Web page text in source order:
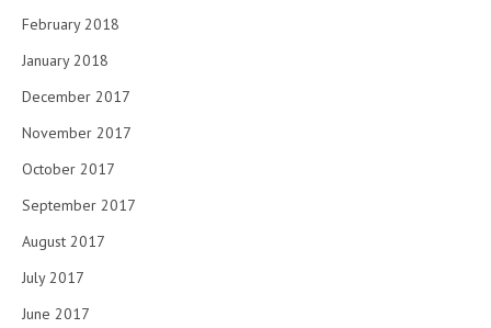
February 2018
January 2018
December 2017
November 2017
October 2017
September 2017
August 2017
July 2017
June 2017